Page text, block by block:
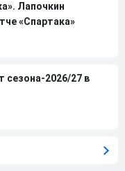
Лапочкин
«Спартака»
сезона-2026/27 в